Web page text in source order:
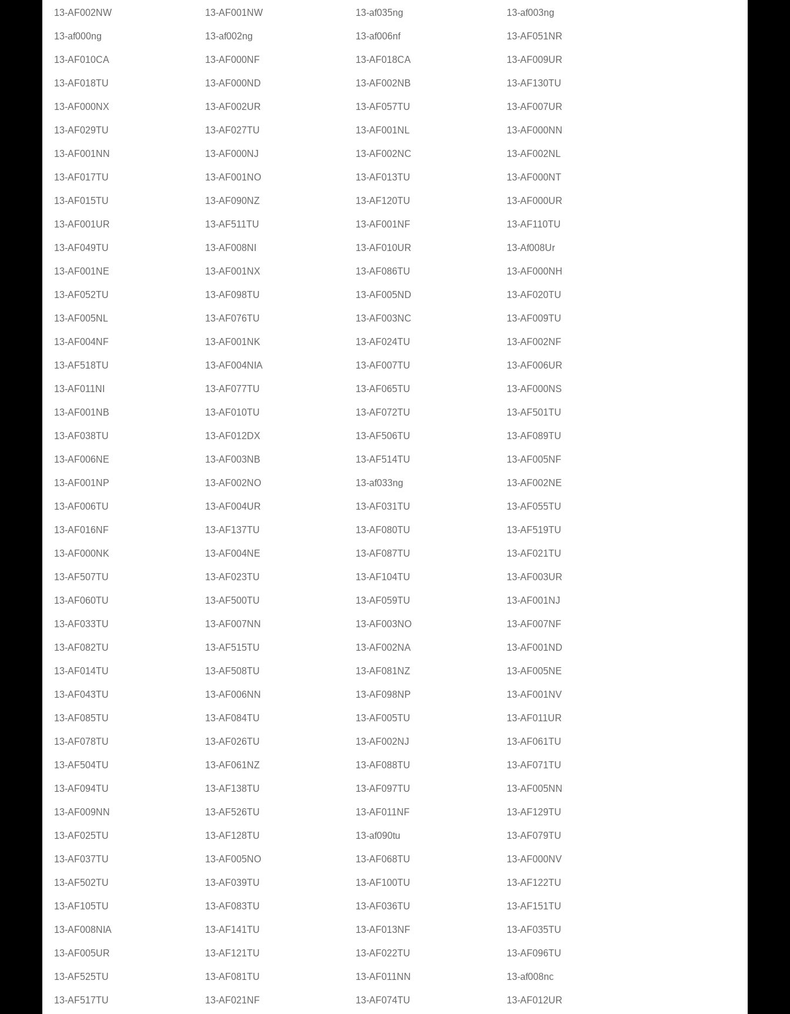
13-AF002NW 13-AF001NW 13-af035ng 13-af003ng
13-af000ng 13-af002ng 13-af006nf 13-AF051NR
13-AF010CA 13-AF000NF 13-AF018CA 13-AF009UR
13-AF018TU 13-AF000ND 13-AF002NB 13-AF130TU
13-AF000NX 13-AF002UR 13-AF057TU 13-AF007UR
13-AF029TU 13-AF027TU 13-AF001NL 13-AF000NN
13-AF001NN 13-AF000NJ 13-AF002NC 13-AF002NL
13-AF017TU 13-AF001NO 13-AF013TU 13-AF000NT
13-AF015TU 13-AF090NZ 13-AF120TU 13-AF000UR
13-AF001UR 13-AF511TU 13-AF001NF 13-AF110TU
13-AF049TU 13-AF008NI 13-AF010UR 13-Af008Ur
13-AF001NE 13-AF001NX 13-AF086TU 13-AF000NH
13-AF052TU 13-AF098TU 13-AF005ND 13-AF020TU
13-AF005NL 13-AF076TU 13-AF003NC 13-AF009TU
13-AF004NF 13-AF001NK 13-AF024TU 13-AF002NF
13-AF518TU 13-AF004NIA 13-AF007TU 13-AF006UR
13-AF011NI 13-AF077TU 13-AF065TU 13-AF000NS
13-AF001NB 13-AF010TU 13-AF072TU 13-AF501TU
13-AF038TU 13-AF012DX 13-AF506TU 13-AF089TU
13-AF006NE 13-AF003NB 13-AF514TU 13-AF005NF
13-AF001NP 13-AF002NO 13-af033ng 13-AF002NE
13-AF006TU 13-AF004UR 13-AF031TU 13-AF055TU
13-AF016NF 13-AF137TU 13-AF080TU 13-AF519TU
13-AF000NK 13-AF004NE 13-AF087TU 13-AF021TU
13-AF507TU 13-AF023TU 13-AF104TU 13-AF003UR
13-AF060TU 13-AF500TU 13-AF059TU 13-AF001NJ
13-AF033TU 13-AF007NN 13-AF003NO 13-AF007NF
13-AF082TU 13-AF515TU 13-AF002NA 13-AF001ND
13-AF014TU 13-AF508TU 13-AF081NZ 13-AF005NE
13-AF043TU 13-AF006NN 13-AF098NP 13-AF001NV
13-AF085TU 13-AF084TU 13-AF005TU 13-AF011UR
13-AF078TU 13-AF026TU 13-AF002NJ 13-AF061TU
13-AF504TU 13-AF061NZ 13-AF088TU 13-AF071TU
13-AF094TU 13-AF138TU 13-AF097TU 13-AF005NN
13-AF009NN 13-AF526TU 13-AF011NF 13-AF129TU
13-AF025TU 13-AF128TU 13-af090tu 13-AF079TU
13-AF037TU 13-AF005NO 13-AF068TU 13-AF000NV
13-AF502TU 13-AF039TU 13-AF100TU 13-AF122TU
13-AF105TU 13-AF083TU 13-AF036TU 13-AF151TU
13-AF008NIA 13-AF141TU 13-AF013NF 13-AF035TU
13-AF005UR 13-AF121TU 13-AF022TU 13-AF096TU
13-AF525TU 13-AF081TU 13-AF011NN 13-af008nc
13-AF517TU 13-AF021NF 13-AF074TU 13-AF012UR